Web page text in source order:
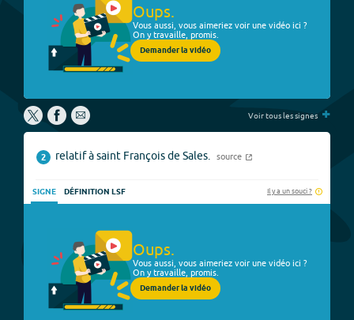
Oups.
Vous aussi, vous aimeriez voir une vidéo ici ?
On y travaille, promis.
Demander la vidéo
Voir tous les signes +
2 relatif à saint François de Sales. source
SIGNE DÉFINITION LSF Il y a un souci ?
Oups.
Vous aussi, vous aimeriez voir une vidéo ici ?
On y travaille, promis.
Demander la vidéo